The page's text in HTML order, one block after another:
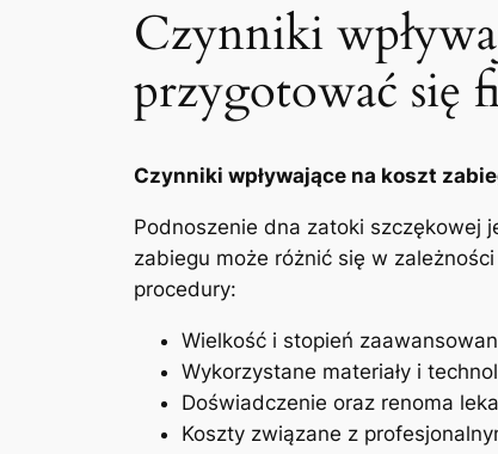
Czynniki
przygotować się
Czynniki wpływające ⁢na koszt
Podnoszenie dna zatoki szczękowej
zabiegu może różnić się w
procedury:
Wielkość i stopień
Wykorzystane materiały i⁤
Doświadczenie oraz renoma
Koszty​ związane z